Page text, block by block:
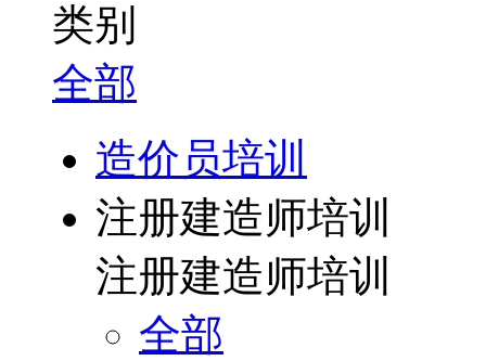
类别
全部
造价员培训
注册建造师培训
注册建造师培训
全部